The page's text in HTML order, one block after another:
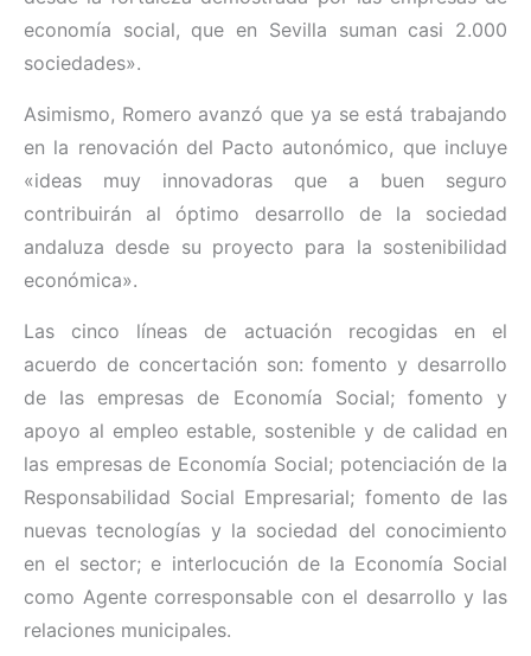
economía social, que en Sevilla suman casi 2.000
sociedades».
Asimismo, Romero avanzó que ya se está trabajando
en la renovación del Pacto autonómico, que incluye
«ideas muy innovadoras que a buen seguro
contribuirán al óptimo desarrollo de la sociedad
andaluza desde su proyecto para la sostenibilidad
económica».
Las cinco líneas de actuación recogidas en el
acuerdo de concertación son: fomento y desarrollo
de las empresas de Economía Social; fomento y
apoyo al empleo estable, sostenible y de calidad en
las empresas de Economía Social; potenciación de la
Responsabilidad Social Empresarial; fomento de las
nuevas tecnologías y la sociedad del conocimiento
en el sector; e interlocución de la Economía Social
como Agente corresponsable con el desarrollo y las
relaciones municipales.